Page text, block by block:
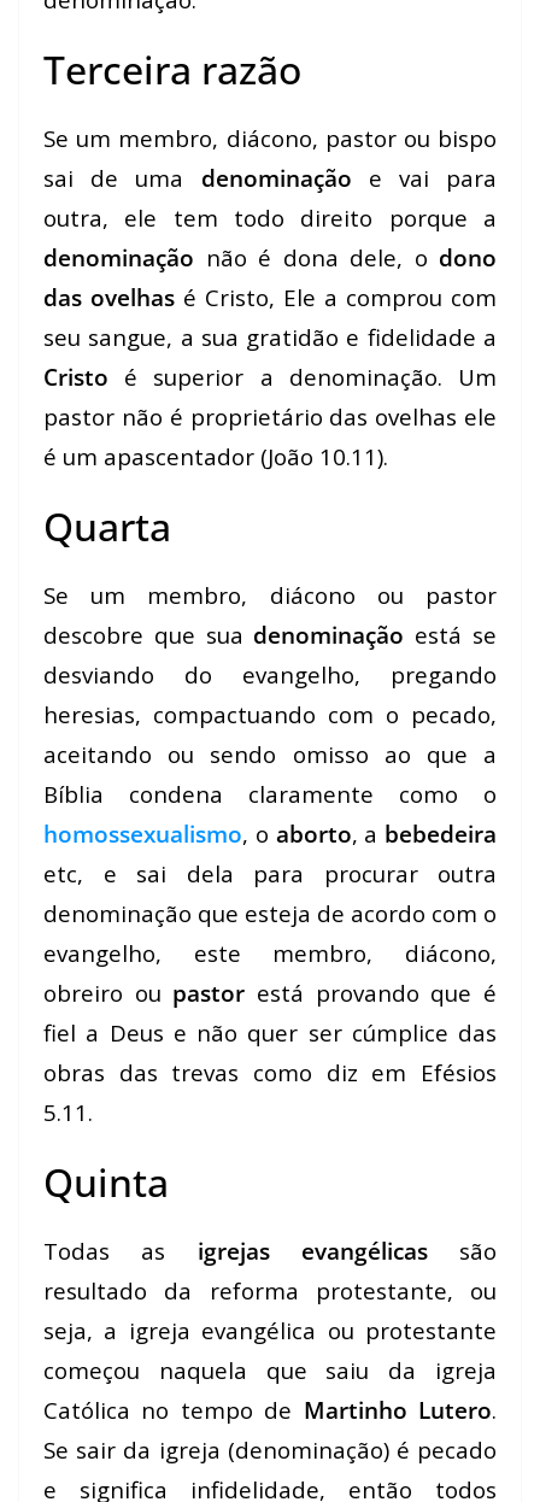
Terceira razão
Se um membro, diácono, pastor ou bispo
sai de uma denominação e vai para
outra, ele tem todo direito porque a
denominação não é dona dele, o dono
das ovelhas é Cristo, Ele a comprou com
seu sangue, a sua gratidão e fidelidade a
Cristo é superior a denominação. Um
pastor não é proprietário das ovelhas ele
é um apascentador (João 10.11).
Quarta
Se um membro, diácono ou pastor
descobre que sua denominação está se
desviando do evangelho, pregando
heresias, compactuando com o pecado,
aceitando ou sendo omisso ao que a
Bíblia condena claramente como o
homossexualismo, o aborto, a bebedeira
etc, e sai dela para procurar outra
denominação que esteja de acordo com o
evangelho, este membro, diácono,
obreiro ou pastor está provando que é
fiel a Deus e não quer ser cúmplice das
obras das trevas como diz em Efésios
5.11.
Quinta
Todas as igrejas evangélicassão
resultado da reforma protestante, ou
seja, a igreja evangélica ou protestante
começou naquela que saiu da igreja
Católica no tempo de Martinho Lutero.
Se sair da igreja (denominação) é pecado
e significa infidelidade, então todos